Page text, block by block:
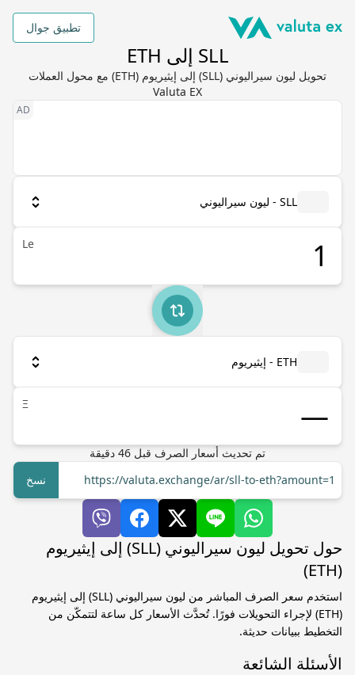
تطبيق جوال
SLL إلى ETH
تحويل ليون سيراليوني (SLL) إلى إيثيريوم (ETH) مع محول العملات
Valuta EX
SLL - ليون سيراليوني
Le
ETH - إيثيريوم
Ξ
تم تحديث أسعار الصرف قبل 46 دقيقة
https://valuta.exchange/ar/sll-to-eth?amount=1
نسخ
حول تحويل ليون سيراليوني (SLL) إلى إيثيريوم
(ETH)
استخدم سعر الصرف المباشر من ليون سيراليوني (SLL) إلى إيثيريوم
(ETH) لإجراء التحويلات فورًا. تُحدَّث الأسعار كل ساعة لتتمكّن من
التخطيط ببيانات حديثة.
الأسئلة الشائعة